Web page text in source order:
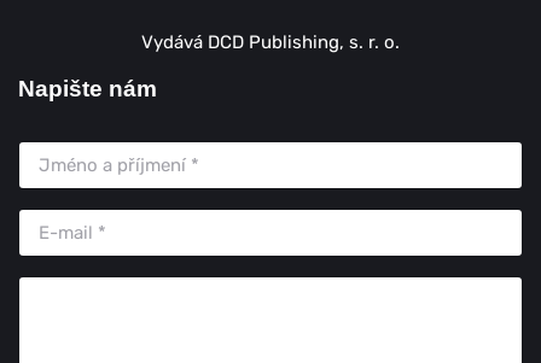
Vydává DCD Publishing, s. r. o.
Napište nám